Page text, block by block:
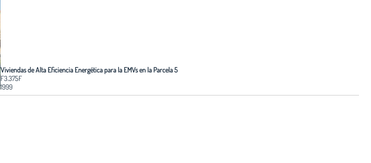
Viviendas de Alta Eficiencia Energética para la EMVs en la Parcela 5
F3.375F
1999